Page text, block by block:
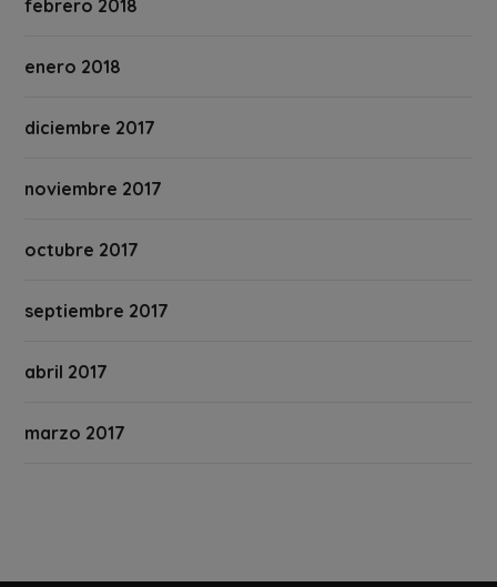
febrero 2018
enero 2018
diciembre 2017
noviembre 2017
octubre 2017
septiembre 2017
abril 2017
marzo 2017